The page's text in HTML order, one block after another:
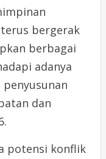
bergerak
berbagai
adanya
dan
potensi konflik